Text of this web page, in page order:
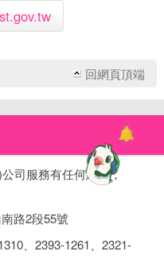
回網頁頂端
司服務有任何建議，
路2段55號
、2393-1261、2321-